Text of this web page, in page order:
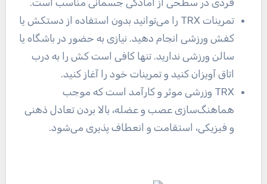
تمرینات TRX را می‌توانید بدون استفاده از دستکش یا
کفش ورزشی انجام دهید. نیازی به حضور در باشگاه یا
سالن ورزشی ندارید. تنها کافی است کش را به درب
اتاق آویزان کنید و تمرینات خود را آغاز کنید.
TRX وزرشی موثر و کارآمد است که موجب
هماهنگ‌سازی عصب و عضله، بالا بردن تعادل ذهنی
و فیزیکی، استقامت و انعطاف پذیری می‌شود.